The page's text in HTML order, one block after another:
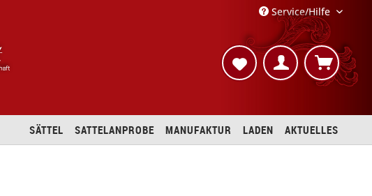
Service/Hilfe
AKTUELLES
LADEN
MANUFAKTUR
SATTELANPROBE
SÄTTEL